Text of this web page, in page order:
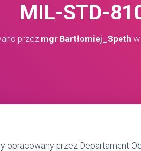
MIL-STD-
przez mgr Bartłomiej_Speth w
opracowany przez Departament